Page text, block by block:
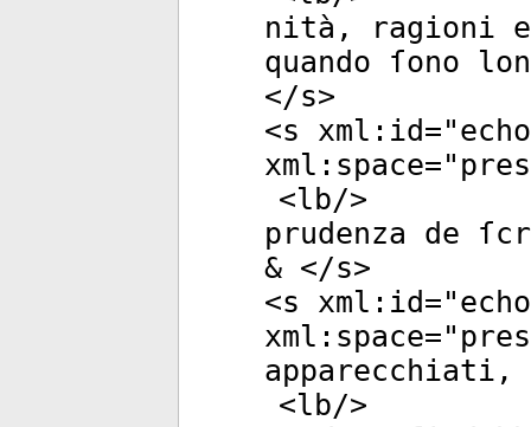
nità, ragioni
quando ſono
</s>
<s xml:id="
xml:space="
<lb/>
prudenza de
& </s>
<s xml:id="
xml:space="
apparecchiati,
<lb/>